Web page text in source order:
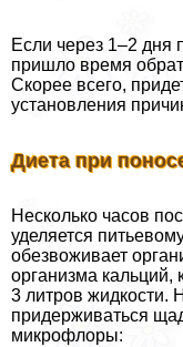
Если через 1–2 дня
пришло время
Скорее всего,
установления
Диета при
Несколько часов
уделяется
обезвоживает
организма кальций,
3 литров жидкости.
придерживаться
микрофлоры: